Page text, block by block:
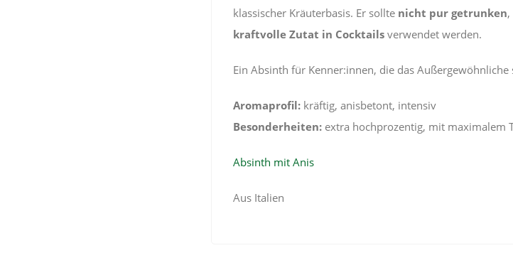
klassischer Kräuterbasis. Er sollte nicht pur getrunken
kraftvolle Zutat in Cocktails verwendet werden.
Ein Absinth für Kenner:innen, die das
Aromaprofil: kräftig, anisbetont, intensiv
Besonderheiten: extra hochprozentig, mit maximalem
Absinth mit Anis
Aus Italien